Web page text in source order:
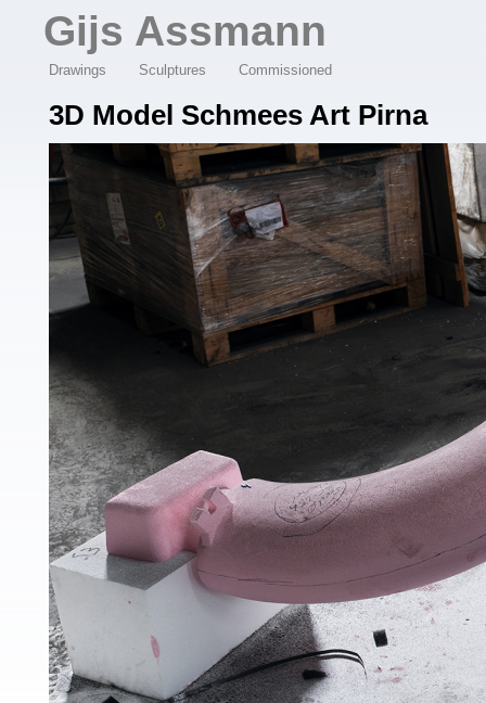
Gijs Assmann
Drawings Sculptures Commissioned
3D Model Schmees Art Pirna